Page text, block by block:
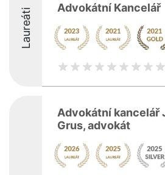
Laureáti
Advokátní Kancelář
Advokátní kancelář
Grus, advokát